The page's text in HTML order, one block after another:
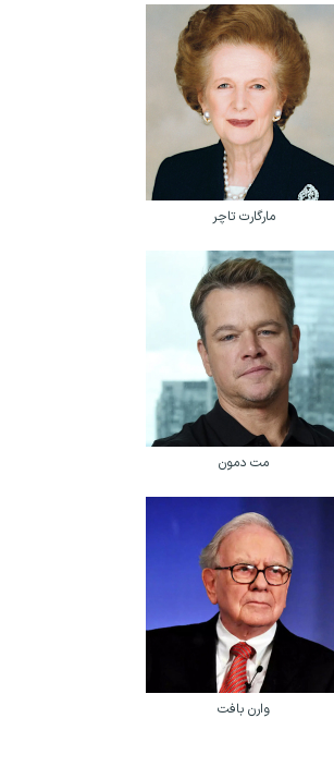
مارگارت تاچر
مت دمون
وارن بافت